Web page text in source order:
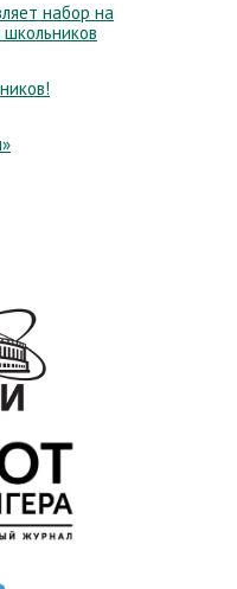
набор на